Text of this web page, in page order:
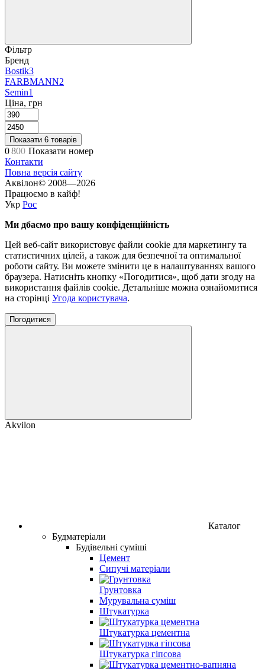
Фільтр
Бренд
Bostik3
FARBMANN2
Semin1
Ціна, грн
Показати 6 товарів
0800 Показати номер
Контакти
Повна версія сайту
Аквілон© 2008—2026
Працюємо в кайф!
Укр Рос
Ми дбаємо про вашу конфіденційність
Цей веб-сайт використовує файли cookie для маркетингу та
статистичних цілей, а також для безпечної та оптимальної
роботи сайту. Ви можете змінити це в налаштуваннях вашого
браузера. Натисніть кнопку «Погодитися», щоб дати згоду на
використання файлів cookie. Детальніше можна ознайомитися
на сторінці Угода користувача.
Погодитися
Akvilon
Каталог
Будматеріали
Будівельні суміші
Цемент
Сипучі матеріали
Грунтовка
Мурувальна суміш
Штукатурка
Штукатурка цементна
Штукатурка гіпсова